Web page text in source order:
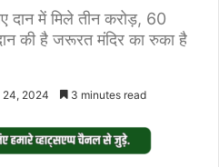
दान में मिले तीन करोड़, 60
की है जरूरत मंदिर का रुका है
24, 2024 3 minutes read